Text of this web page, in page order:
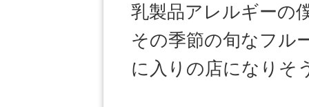
乳製品アレルギーの
その季節の旬なフル
に入りの店になりそ